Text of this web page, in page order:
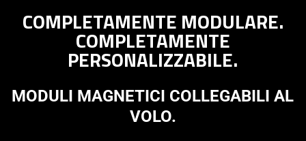
COMPLETAMENTE MODULARE.
COMPLETAMENTE
PERSONALIZZABILE.
MODULI MAGNETICI COLLEGABILI AL
VOLO.